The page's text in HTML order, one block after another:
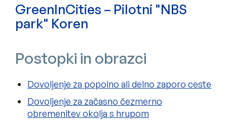
GreenInCities – Pilotni "NBS
park" Koren
Postopki in obrazci
Dovoljenje za popolno ali delno zaporo ceste
Dovoljenje za začasno čezmerno
obremenitev okolja s hrupom